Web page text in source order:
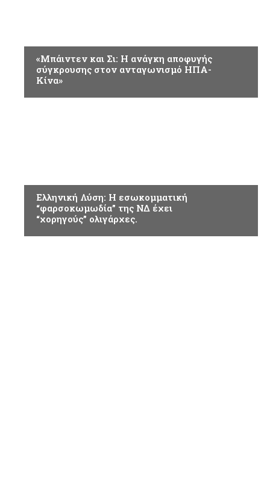
«Μπάιντεν και Σι: Η ανάγκη αποφυγής
σύγκρουσης στον ανταγωνισμό ΗΠΑ-
Κίνα»
Ελληνική Λύση: Η εσωκομματική
“φαρσοκωμωδία” της ΝΔ έχει
“χορηγούς” ολιγάρχες.